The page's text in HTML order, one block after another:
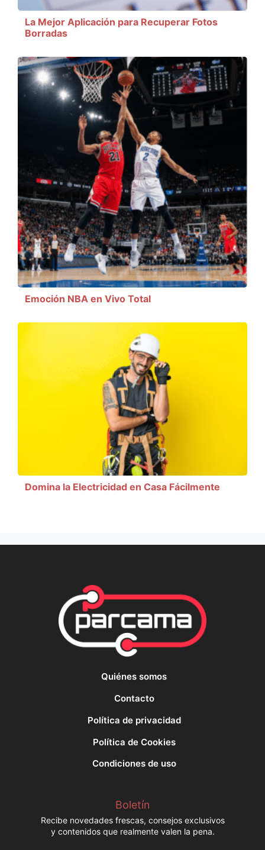
La Mejor Aplicación para Recuperar Fotos
Borradas
Emoción NBA en Vivo Total
Domina la Electricidad en Casa Fácilmente
Quiénes somos
Contacto
Política de privacidad
Política de Cookies
Condiciones de uso
Boletín
Recibe novedades frescas, consejos exclusivos
y contenidos que realmente valen la pena.